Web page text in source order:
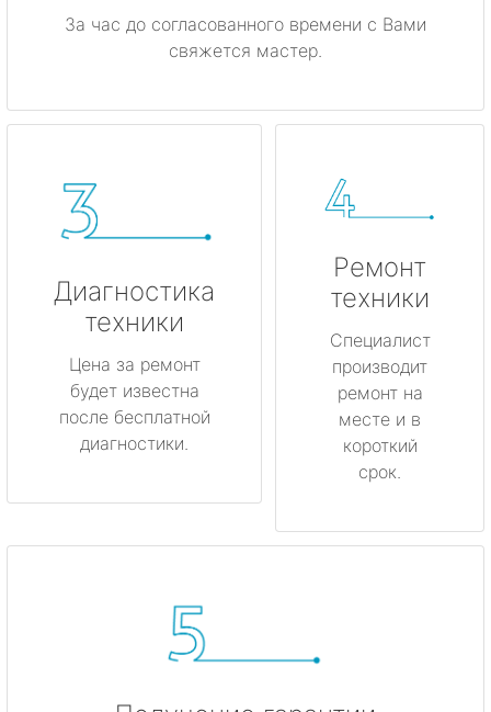
За час до согласованного времени с Вами
свяжется мастер.
Диагностика
техники
Цена за ремонт
будет известна
после бесплатной
диагностики.
Ремонт
техники
Специалист
производит
ремонт на
месте и в
короткий
срок.